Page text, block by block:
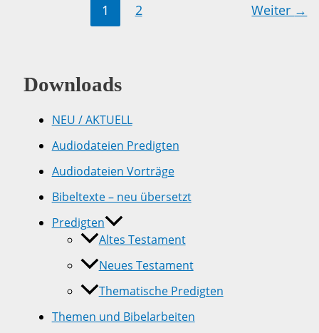
1 2 Weiter →
Downloads
NEU / AKTUELL
Audiodateien Predigten
Audiodateien Vorträge
Bibeltexte – neu übersetzt
Predigten
Altes Testament
Neues Testament
Thematische Predigten
Themen und Bibelarbeiten